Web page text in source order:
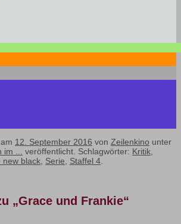
12. September 2016 von Zeilenkino unter
im ... veröffentlicht. Schlagwörter: Kritik,
new black, Serie, Staffel 4.
„Grace und Frankie“